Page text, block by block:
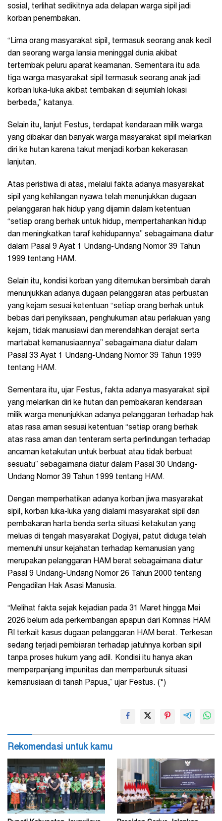
sosial, terlihat sedikitnya ada delapan warga sipil jadi
korban penembakan.
“Lima orang masyarakat sipil, termasuk seorang anak kecil
dan seorang warga lansia meninggal dunia akibat
tertembak peluru aparat keamanan. Sementara itu ada
tiga warga masyarakat sipil termasuk seorang anak jadi
korban luka-luka akibat tembakan di sejumlah lokasi
berbeda,” katanya.
Selain itu, lanjut Festus, terdapat kendaraan milik warga
yang dibakar dan banyak warga masyarakat sipil melarikan
diri ke hutan karena takut menjadi korban kekerasan
lanjutan.
Atas peristiwa di atas, melalui fakta adanya masyarakat
sipil yang kehilangan nyawa telah menunjukkan dugaan
pelanggaran hak hidup yang dijamin dalam ketentuan
“setiap orang berhak untuk hidup, mempertahankan hidup
dan meningkatkan taraf kehidupannya” sebagaimana diatur
dalam Pasal 9 Ayat 1 Undang-Undang Nomor 39 Tahun
1999 tentang HAM.
Selain itu, kondisi korban yang ditemukan bersimbah darah
menunjukkan adanya dugaan pelanggaran atas perbuatan
yang kejam sesuai ketentuan “setiap orang berhak untuk
bebas dari penyiksaan, penghukuman atau perlakuan yang
kejam, tidak manusiawi dan merendahkan derajat serta
martabat kemanusiaannya” sebagaimana diatur dalam
Pasal 33 Ayat 1 Undang-Undang Nomor 39 Tahun 1999
tentang HAM.
Sementara itu, ujar Festus, fakta adanya masyarakat sipil
yang melarikan diri ke hutan dan pembakaran kendaraan
milik warga menunjukkan adanya pelanggaran terhadap hak
atas rasa aman sesuai ketentuan “setiap orang berhak
atas rasa aman dan tenteram serta perlindungan terhadap
ancaman ketakutan untuk berbuat atau tidak berbuat
sesuatu” sebagaimana diatur dalam Pasal 30 Undang-
Undang Nomor 39 Tahun 1999 tentang HAM.
Dengan memperhatikan adanya korban jiwa masyarakat
sipil, korban luka-luka yang dialami masyarakat sipil dan
pembakaran harta benda serta situasi ketakutan yang
meluas di tengah masyarakat Dogiyai, patut diduga telah
memenuhi unsur kejahatan terhadap kemanusian yang
merupakan pelanggaran HAM berat sebagaimana diatur
Pasal 9 Undang-Undang Nomor 26 Tahun 2000 tentang
Pengadilan Hak Asasi Manusia.
“Melihat fakta sejak kejadian pada 31 Maret hingga Mei
2026 belum ada perkembangan apapun dari Komnas HAM
RI terkait kasus dugaan pelanggaran HAM berat. Terkesan
sedang terjadi pembiaran terhadap jatuhnya korban sipil
tanpa proses hukum yang adil. Kondisi itu hanya akan
memperpanjang impunitas dan memperburuk situasi
kemanusiaan di tanah Papua,” ujar Festus. (*)
Rekomendasi untuk kamu